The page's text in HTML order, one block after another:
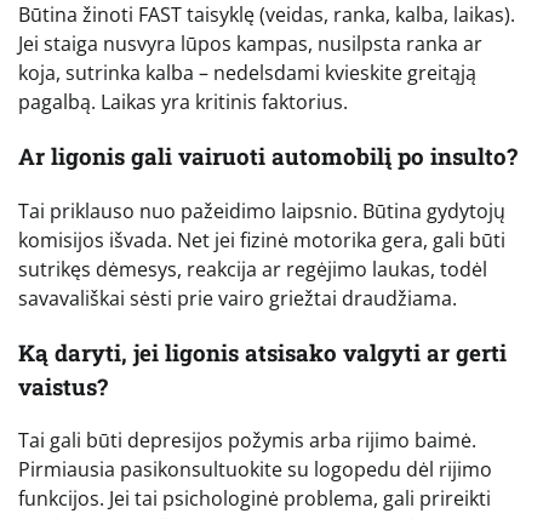
Būtina žinoti FAST taisyklę (veidas, ranka, kalba, laikas).
Jei staiga nusvyra lūpos kampas, nusilpsta ranka ar
koja, sutrinka kalba – nedelsdami kvieskite greitąją
pagalbą. Laikas yra kritinis faktorius.
Ar ligonis gali vairuoti automobilį po insulto?
Tai priklauso nuo pažeidimo laipsnio. Būtina gydytojų
komisijos išvada. Net jei fizinė motorika gera, gali būti
sutrikęs dėmesys, reakcija ar regėjimo laukas, todėl
savavališkai sėsti prie vairo griežtai draudžiama.
Ką daryti, jei ligonis atsisako valgyti ar gerti
vaistus?
Tai gali būti depresijos požymis arba rijimo baimė.
Pirmiausia pasikonsultuokite su logopedu dėl rijimo
funkcijos. Jei tai psichologinė problema, gali prireikti